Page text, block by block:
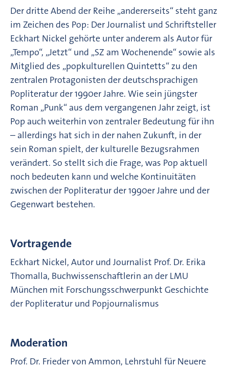
Der dritte Abend der Reihe „andererseits“ steht ganz
im Zeichen des Pop: Der Journalist und Schriftsteller
Eckhart Nickel gehörte unter anderem als Autor für
„Tempo“, „Jetzt“ und „SZ am Wochenende“ sowie als
Mitglied des „popkulturellen Quintetts“ zu den
zentralen Protagonisten der deutschsprachigen
Popliteratur der 1990er Jahre. Wie sein jüngster
Roman „Punk“ aus dem vergangenen Jahr zeigt, ist
Pop auch weiterhin von zentraler Bedeutung für ihn
– allerdings hat sich in der nahen Zukunft, in der
sein Roman spielt, der kulturelle Bezugsrahmen
verändert. So stellt sich die Frage, was Pop aktuell
noch bedeuten kann und welche Kontinuitäten
zwischen der Popliteratur der 1990er Jahre und der
Gegenwart bestehen.
Vortragende
Eckhart Nickel, Autor und Journalist Prof. Dr. Erika
Thomalla, Buchwissenschaftlerin an der LMU
München mit Forschungsschwerpunkt Geschichte
der Popliteratur und Popjournalismus
Moderation
Prof. Dr. Frieder von Ammon, Lehrstuhl für Neuere